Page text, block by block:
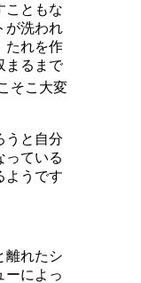
こともな
が洗われ
たれを作
まるまで
そこ大変
うと自分
っている
ようです
離れたシ
ーによっ